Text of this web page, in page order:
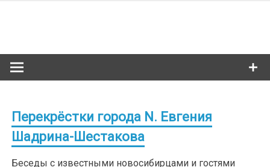
Перекрёстки города N. Евгения
Шадрина-Шестакова
Беседы с известными новосибирцами и гостями